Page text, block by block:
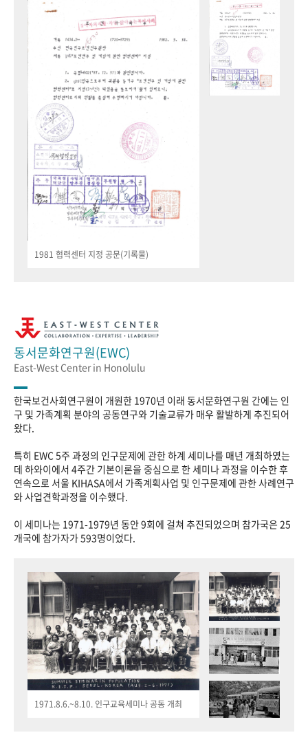
1981 협력센터 지정 공문(기록물)
동서문화연구원(EWC)
East-West Center in Honolulu
한국보건사회연구원이 개원한 1970년 이래 동서문화연구원 간에는 인
구 및 가족계획 분야의 공동연구와 기술교류가 매우 활발하게 추진되어
왔다.
특히 EWC 5주 과정의 인구문제에 관한 하계 세미나를 매년 개최하였는
데 하와이에서 4주간 기본이론을 중심으로 한 세미나 과정을 이수한 후
연속으로 서울 KIHASA에서 가족계획사업 및 인구문제에 관한 사례연구
와 사업견학과정을 이수했다.
이 세미나는 1971-1979년 동안 9회에 걸쳐 추진되었으며 참가국은 25
개국에 참가자가 593명이었다.
1971.8.6.~8.10. 인구교육세미나 공동 개최